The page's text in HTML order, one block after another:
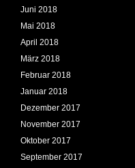
Juni 2018
Mai 2018
April 2018
März 2018
Februar 2018
Januar 2018
Dezember 2017
November 2017
Oktober 2017
September 2017